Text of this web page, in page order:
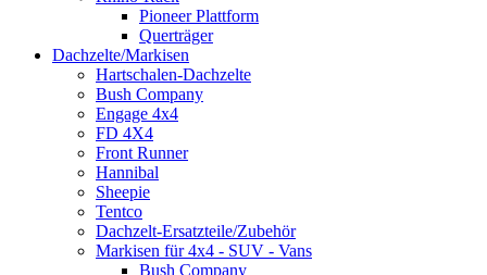
Pioneer Plattform
Querträger
Dachzelte/Markisen
Hartschalen-Dachzelte
Bush Company
Engage 4x4
FD 4X4
Front Runner
Hannibal
Sheepie
Tentco
Dachzelt-Ersatzteile/Zubehör
Markisen für 4x4 - SUV - Vans
Bush Company